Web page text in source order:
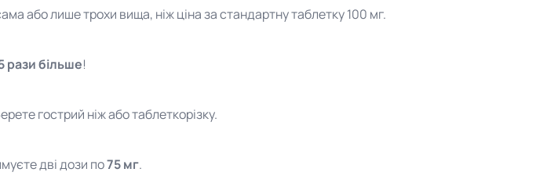
або лише трохи вища, ніж ціна за стандартну таблетку 100 мг.
рази більше!
гострий ніж або таблеткорізку.
дві дози по75 мг.